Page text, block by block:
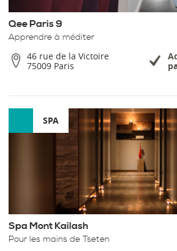
Qee Paris 9
Apprendre à méditer
46 rue de la Victoire
75009 Paris
SPA
Spa Mont Kailash
Pour les mains de Tseten